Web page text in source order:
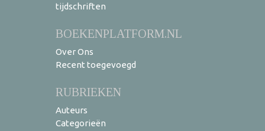
tijdschriften
BOEKENPLATFORM.NL
Over Ons
Recent toegevoegd
RUBRIEKEN
Auteurs
Categorieën